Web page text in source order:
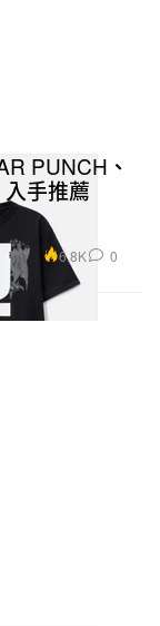
PUNCH、
手推薦
6.8K 0